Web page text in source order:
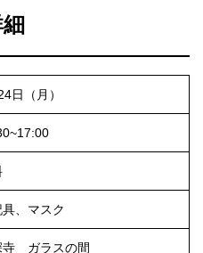
日（月）
、マスク
寺 ガラスの間